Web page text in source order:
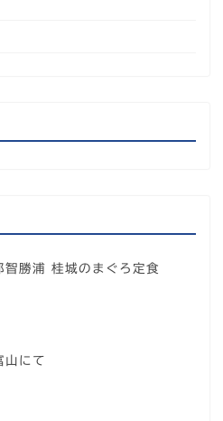
智勝浦 桂城のまぐろ定食
山にて